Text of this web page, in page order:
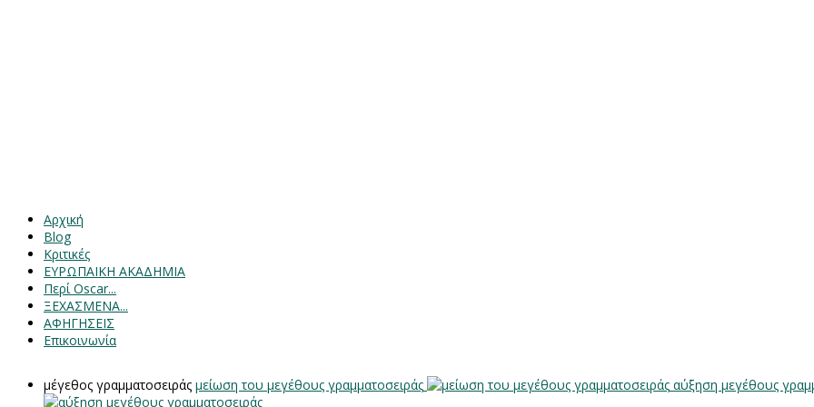
Αρχική
Blog
Κριτικές
ΕΥΡΩΠΑΙΚΗ ΑΚΑΔΗΜΙΑ
Περί Oscar...
ΞΕΧΑΣΜΕΝΑ...
ΑΦΗΓΗΣΕΙΣ
Επικοινωνία
μέγεθος γραμματοσειράς μείωση του μεγέθους γραμματοσειράς
αύξηση μεγέθους